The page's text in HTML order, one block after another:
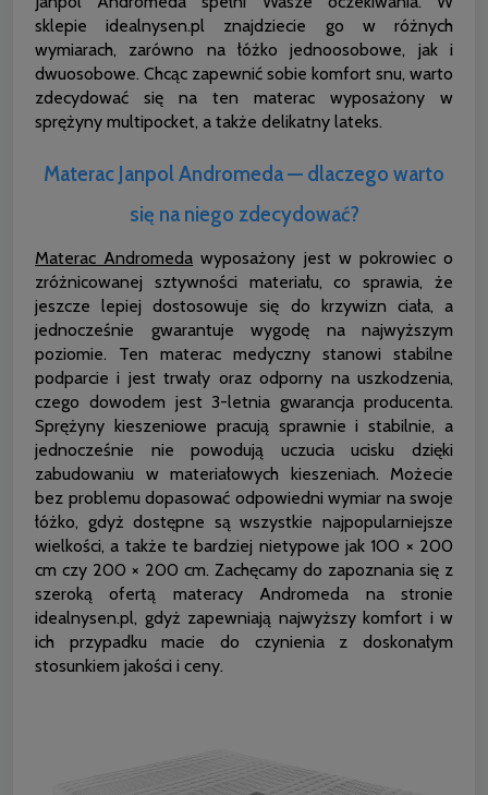
sklepie idealnysen.pl znajdziecie go w różnych
wymiarach, zarówno na łóżko jednoosobowe, jak i
dwuosobowe. Chcąc zapewnić sobie komfort snu, warto
zdecydować się na ten materac wyposażony w
sprężyny multipocket, a także delikatny lateks.
Materac Janpol Andromeda — dlaczego warto
się na niego zdecydować?
Materac Andromeda wyposażony jest w pokrowiec o
zróżnicowanej sztywności materiału, co sprawia, że
jeszcze lepiej dostosowuje się do krzywizn ciała, a
jednocześnie gwarantuje wygodę na najwyższym
poziomie. Ten materac medyczny stanowi stabilne
podparcie i jest trwały oraz odporny na uszkodzenia,
czego dowodem jest 3-letnia gwarancja producenta.
Sprężyny kieszeniowe pracują sprawnie i stabilnie, a
jednocześnie nie powodują uczucia ucisku dzięki
zabudowaniu w materiałowych kieszeniach. Możecie
bez problemu dopasować odpowiedni wymiar na swoje
łóżko, gdyż dostępne są wszystkie najpopularniejsze
wielkości, a także te bardziej nietypowe jak 100 × 200
cm czy 200 × 200 cm. Zachęcamy do zapoznania się z
szeroką ofertą materacy Andromeda na stronie
idealnysen.pl, gdyż zapewniają najwyższy komfort i w
ich przypadku macie do czynienia z doskonałym
stosunkiem jakości i ceny.